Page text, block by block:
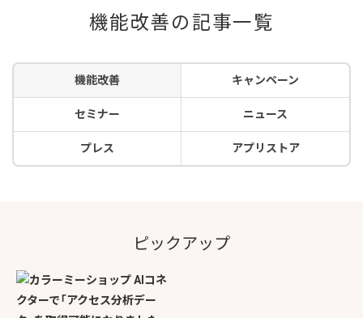
機能改善の記事一覧
機能改善 キャンペーン
セミナー ニュース
プレス アプリストア
ピックアップ